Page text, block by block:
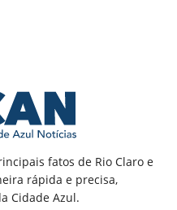
fatos de Rio Claro e
rápida e precisa,
Cidade Azul.